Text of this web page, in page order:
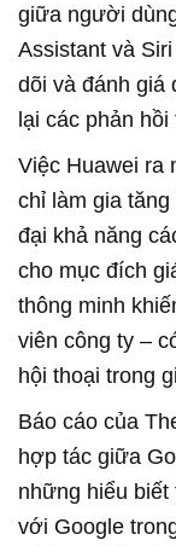
giữa người
Assistant và
dõi và đánh giá
lại các phản hồi
Việc Huawei ra
chỉ làm gia
đại khả năng
cho mục đích
thông minh
viên công ty –
hội thoại trong
Báo cáo của
hợp tác giữa
những hiểu
với Google